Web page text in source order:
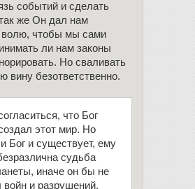
событий и сделать
же Он дал нам
чтобы мы сами
ли нам законы
Но сваливать
вину безответственно.
что Бог
этот мир. Но
Бог и существует, ему
судьба
иначе он бы не
войн и разрушений.